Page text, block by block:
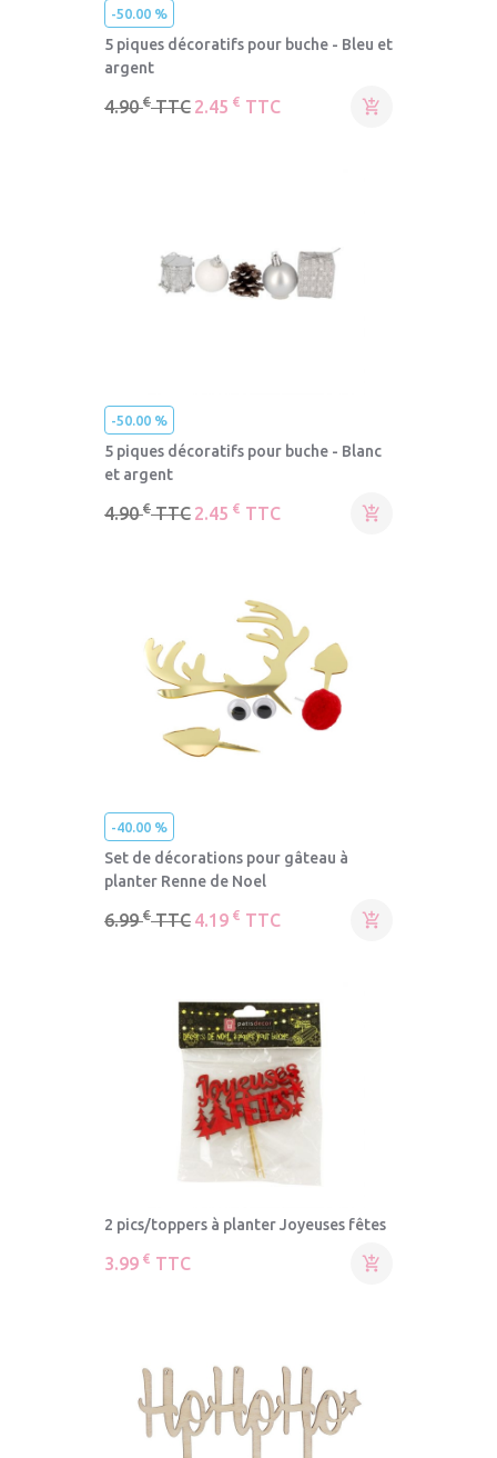
-50.00 %
5 piques décoratifs pour buche - Bleu et
argent
4.90€ TTC 2.45 € TTC 
-50.00 %
5 piques décoratifs pour buche - Blanc
et argent
4.90€ TTC 2.45 € TTC 
-40.00 %
Set de décorations pour gâteau à
planter Renne de Noel
6.99€ TTC 4.19 € TTC 
2 pics/toppers à planter Joyeuses fêtes
3.99 € TTC 